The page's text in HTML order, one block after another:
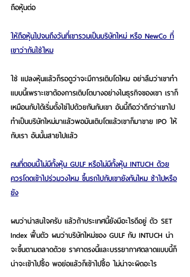
ถือหุ้นต่อ
ให้ถือหุ้นไปจนถึงวันที่เขารวมเป็นบริษัทใหม่ หรือ NewCo ที่
เขาว่ากันใช่ไหม
ใช่ แปลงหุ้นแล้วก็รอดูว่าจะมีการเติบโตไหม อย่าลืมว่าเขาทำ
แบบนี้เพราะเขาต้องการเติบโตบางอย่างในธุรกิจของเขา เราก็
เหมือนกับได้เริ่มตั้งไข่ไปด้วยกันกับเขา อันนี้ถือว่าดีกว่าเขาไป
ทำเป็นบริษัทใหม่มาแล้วพอมันเติบโตแล้วเขาก็มาขาย IPO ให้
กับเรา อันนั้นสายไปแล้ว
คนที่ตอนนี้ไม่มีทั้งหุ้น GULF หรือไม่มีทั้งหุ้น INTUCH ด้วย
ควรโดดเข้าไปร่วมวงไหม ขึ้นรถไปกับเขายังทันไหม ช้าไปหรือ
ยัง
ผมว่าน่าสนใจครับ แล้วถ้าประเทศนี้ยังมีอะไรดีอยู่ ตัว SET
Index ฟื้นตัว ผมว่าบริษัทใหม่ของ GULF กับ INTUCH น่า
จะขึ้นตามตลาดด้วย ราคาตรงนี้และบรรยากาศตลาดแบบนี้ก็
น่าจะเข้าไปซื้อ พอย่อแล้วก็เข้าไปซื้อ ไม่น่าจะผิดอะไร